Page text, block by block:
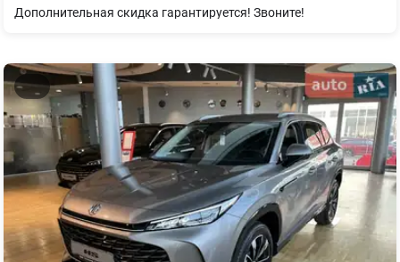
Дополнительная скидка гарантируется! Звоните!